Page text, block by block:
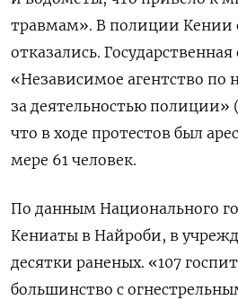
травмам». В полиции Кении
отказались.
«Независимое агентство по
за деятельностью полиции»
что в ходе протестов был
мере 61 человек.
По данным Национального
Кениаты в Найроби, в
десятки раненых. «107
большинство с